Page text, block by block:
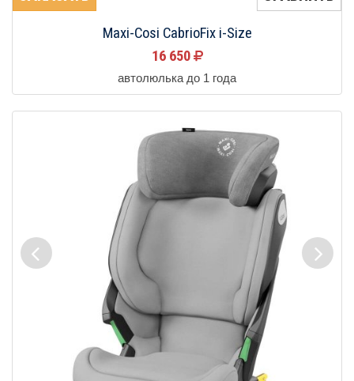
Maxi-Cosi CabrioFix i-Size
16 650
автолюлька до 1 года